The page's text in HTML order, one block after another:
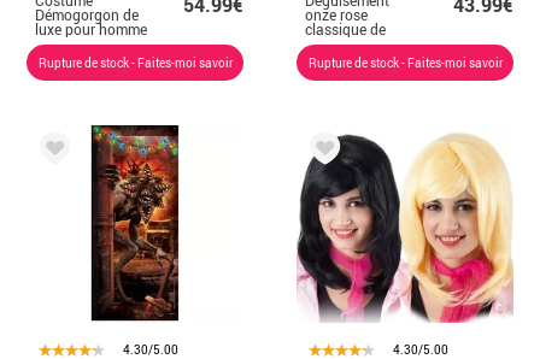
Démogorgon de
luxe pour homme
Rupture de stock - Faites-moi savoir
onze rose
classique de
Stranger Things
pour fille
Rupture de stock - Faites-moi savoir
4.30/5.00 4.30/5.00